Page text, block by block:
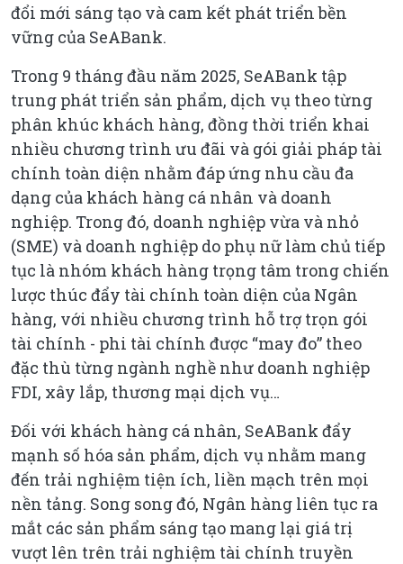
đổi mới sáng tạo và cam kết phát triển bền
vững của SeABank.
Trong 9 tháng đầu năm 2025, SeABank tập
trung phát triển sản phẩm, dịch vụ theo từng
phân khúc khách hàng, đồng thời triển khai
nhiều chương trình ưu đãi và gói giải pháp tài
chính toàn diện nhằm đáp ứng nhu cầu đa
dạng của khách hàng cá nhân và doanh
nghiệp. Trong đó, doanh nghiệp vừa và nhỏ
(SME) và doanh nghiệp do phụ nữ làm chủ tiếp
tục là nhóm khách hàng trọng tâm trong chiến
lược thúc đẩy tài chính toàn diện của Ngân
hàng, với nhiều chương trình hỗ trợ trọn gói
tài chính - phi tài chính được “may đo” theo
đặc thù từng ngành nghề như doanh nghiệp
FDI, xây lắp, thương mại dịch vụ…
Đối với khách hàng cá nhân, SeABank đẩy
mạnh số hóa sản phẩm, dịch vụ nhằm mang
đến trải nghiệm tiện ích, liền mạch trên mọi
nền tảng. Song song đó, Ngân hàng liên tục ra
mắt các sản phẩm sáng tạo mang lại giá trị
vượt lên trên trải nghiệm tài chính truyền